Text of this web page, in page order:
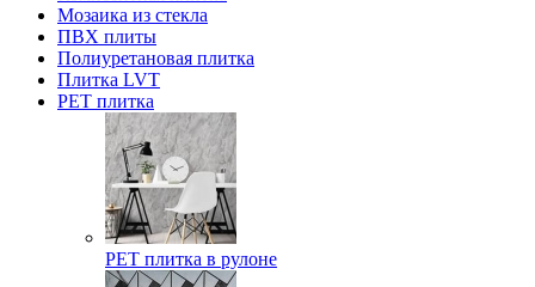
Мозаика из стекла
ПВХ плиты
Полиуретановая плитка
Плитка LVT
РЕТ плитка
РЕТ плитка в рулоне